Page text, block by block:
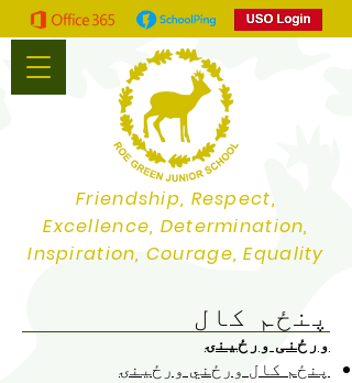
Friendship, Respect,
Excellence, Determination,
Inspiration, Courage, Equality
پنځم کال
ورځنی ورځینۍ
پنځم کال ورځني ورځینۍ